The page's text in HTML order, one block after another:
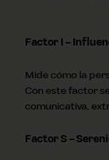
Factor I –
Mide cómo la
Con este factor
comunicativa,
Factor S –